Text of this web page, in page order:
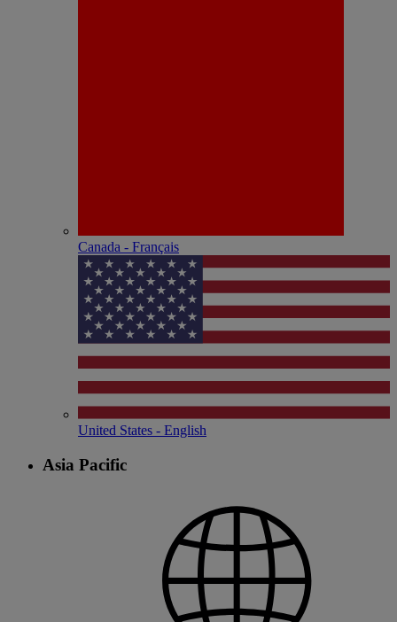
Canada - Français
United States - English
Asia Pacific